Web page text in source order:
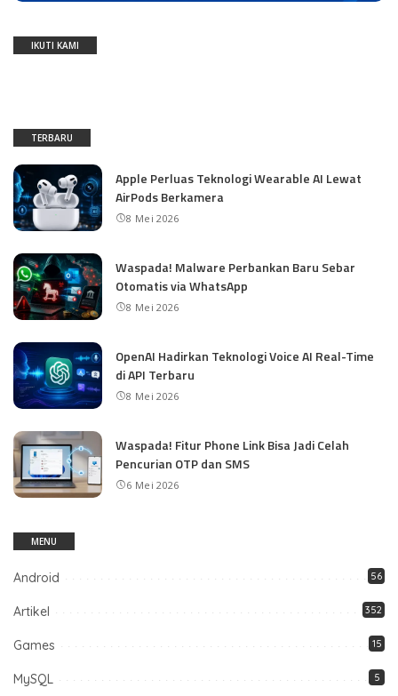
IKUTI KAMI
TERBARU
Apple Perluas Teknologi Wearable AI Lewat
AirPods Berkamera
8 Mei 2026
Waspada! Malware Perbankan Baru Sebar
Otomatis via WhatsApp
8 Mei 2026
OpenAI Hadirkan Teknologi Voice AI Real-Time
di API Terbaru
8 Mei 2026
Waspada! Fitur Phone Link Bisa Jadi Celah
Pencurian OTP dan SMS
6 Mei 2026
MENU
Android 56
Artikel 352
Games 15
MySQL 5